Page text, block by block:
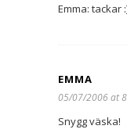
Emma: tackar
EMMA
05/07/2006 at
Snygg väska!